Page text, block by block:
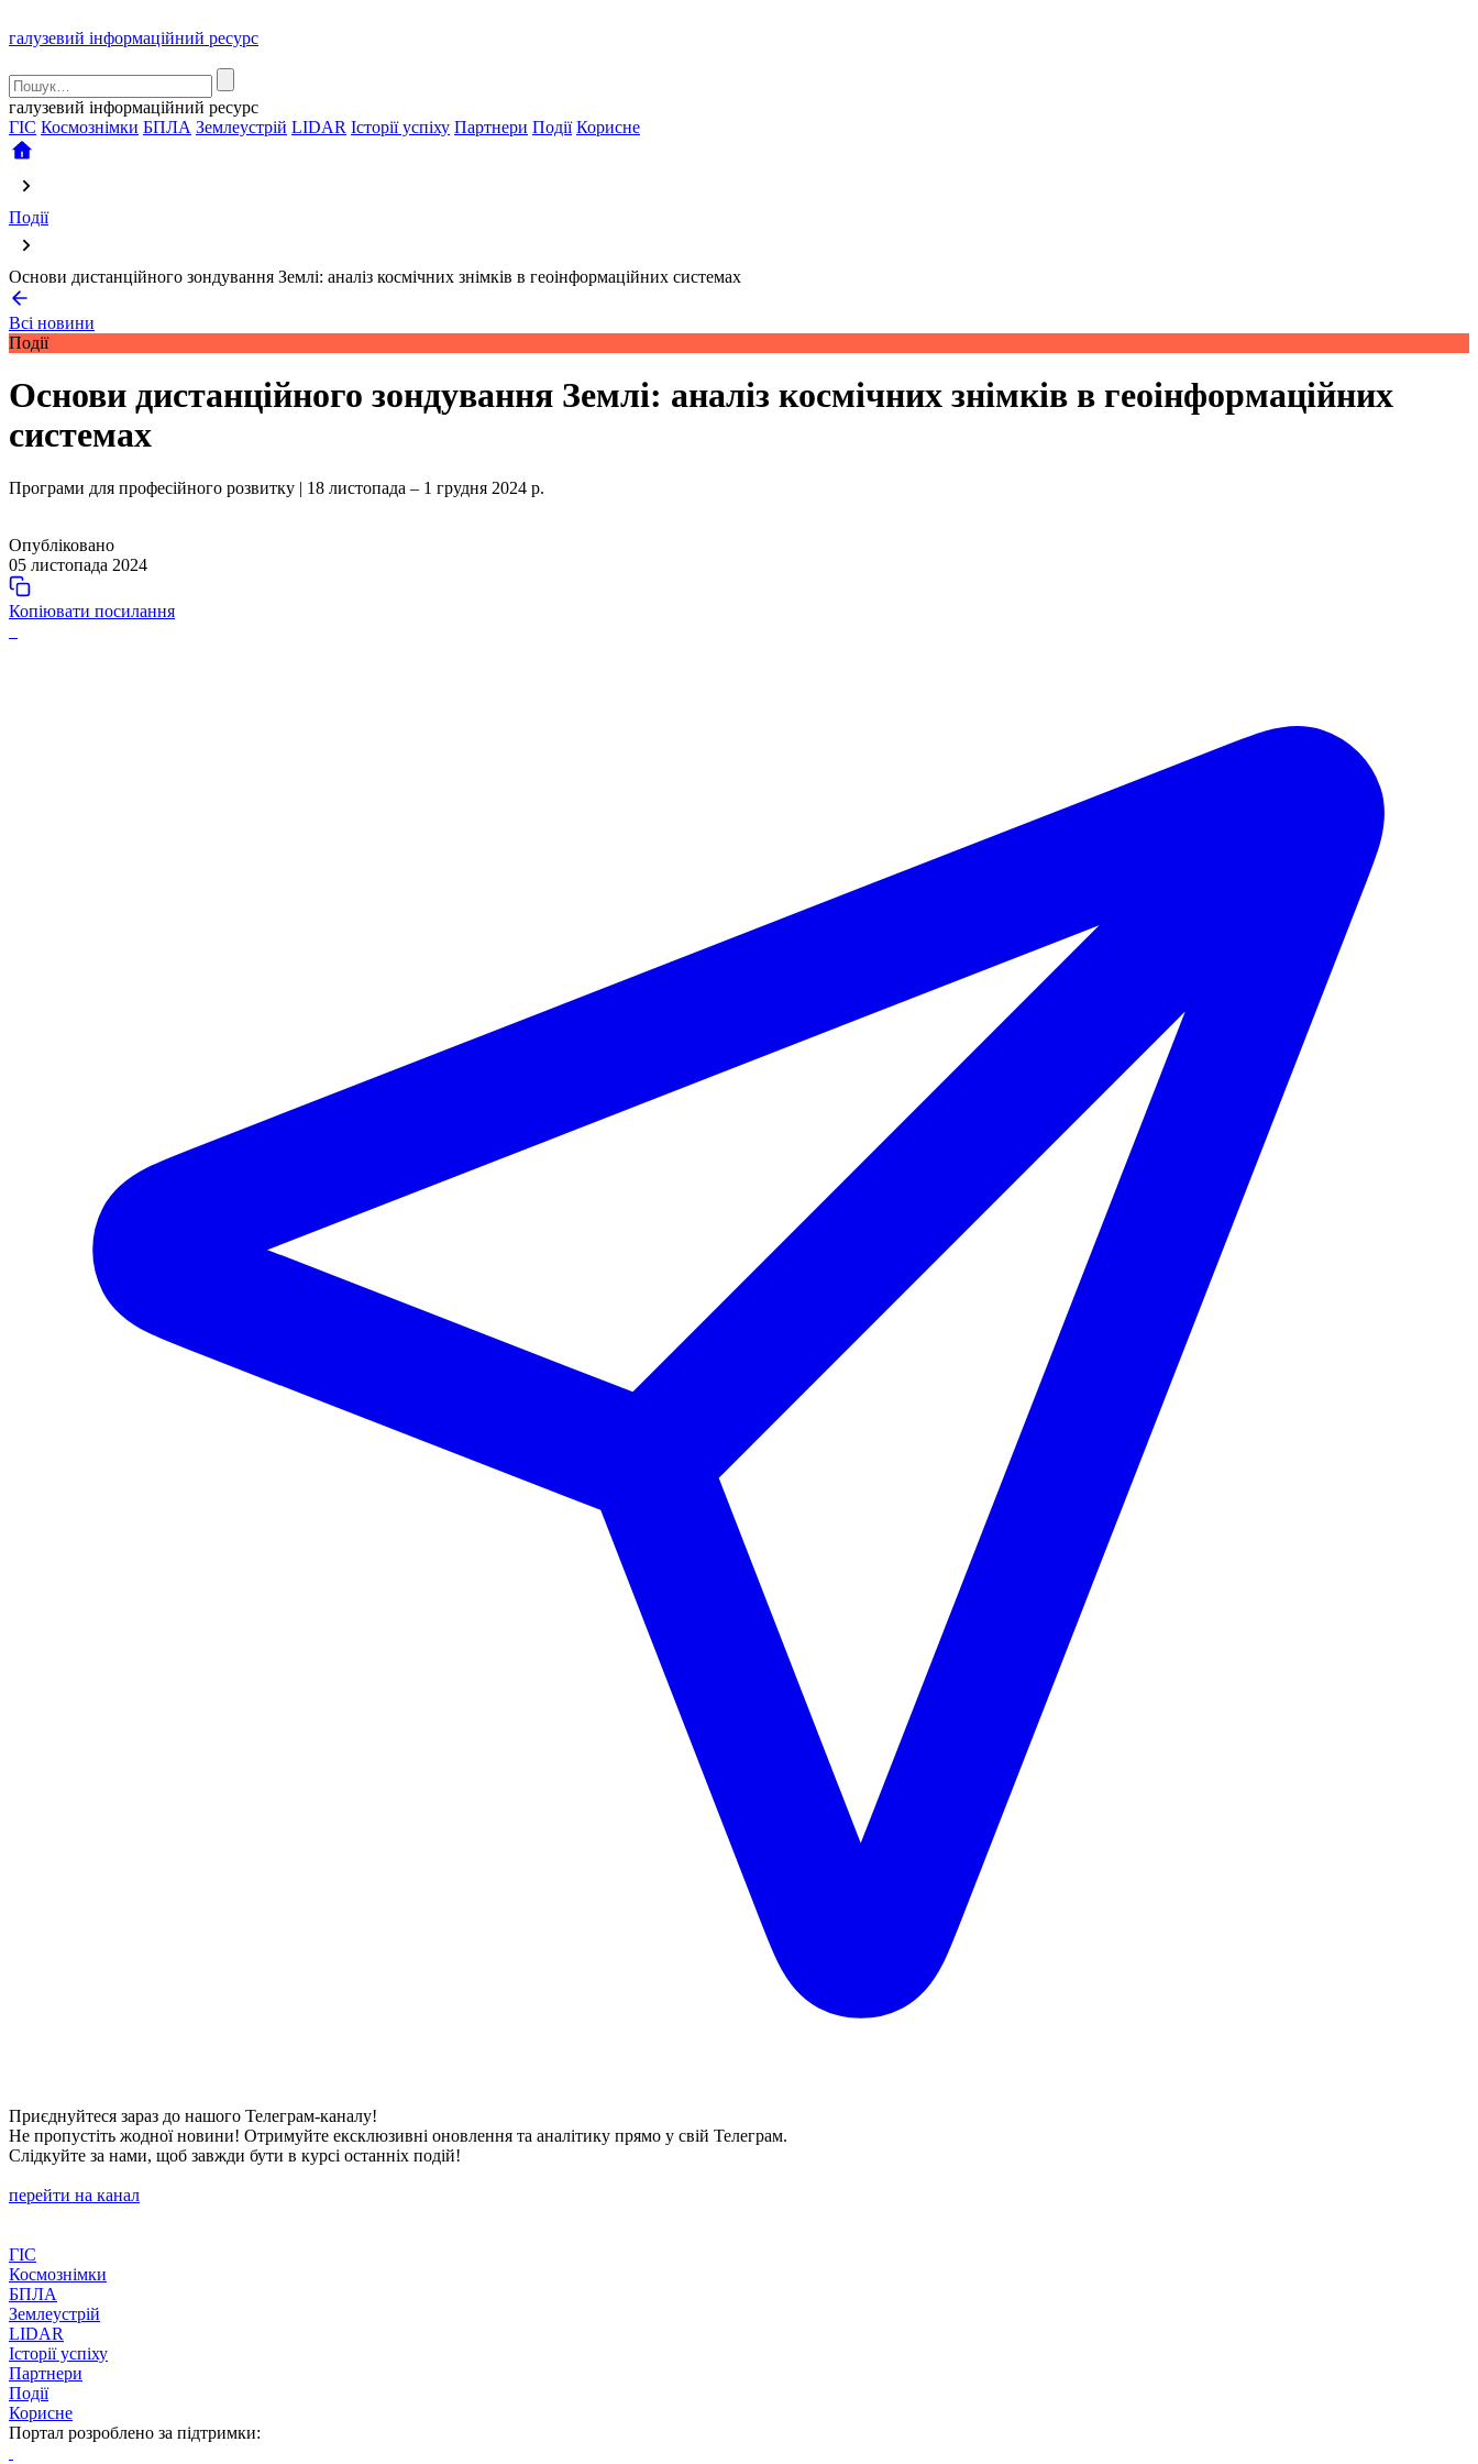
галузевий інформаційний ресурс
галузевий інформаційний ресурс
ГІС Космознімки БПЛА Землеустрій LIDAR Історії успіху Партнери Події Корисне
Події
Основи дистанційного зондування Землі: аналіз космічних знімків в геоінформаційних системах
Всі новини
Події
Основи дистанційного зондування Землі: аналіз космічних знімків в геоінформаційних
системах
Програми для професійного розвитку | 18 листопада – 1 грудня 2024 р.
Опубліковано
05 листопада 2024
Копіювати посилання
Приєднуйтеся зараз до нашого Телеграм-каналу!
Не пропустіть жодної новини! Отримуйте ексклюзивні оновлення та аналітику прямо у свій Телеграм.
Слідкуйте за нами, щоб завжди бути в курсі останніх подій!
перейти на канал
ГІС
Космознімки
БПЛА
Землеустрій
LIDAR
Історії успіху
Партнери
Події
Корисне
Портал розроблено за підтримки: